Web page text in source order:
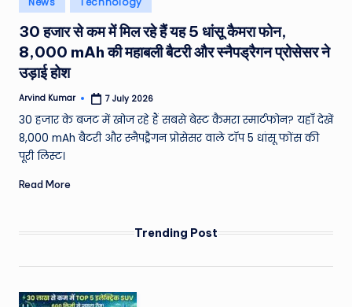
e
a
t
er
,
T
e
h
&
M
in
30 हजार से कम में मिल रहे हैं यह 5 धांसू कैमरा फोन,
8,000 mAh की महाबली बैटरी और स्नैपड्रैगन प्रोसेसर ने
उड़ाई होश
Posted
Arvind Kumar 7 July 2026
30 हजार के बजट में खोज रहे हैं सबसे बेस्ट कैमरा स्मार्टफोन? यहाँ देखें
8,000 mAh बैटरी और स्नैपड्रैगन प्रोसेसर वाले टॉप 5 धांसू फोंस की
पूरी लिस्ट।
Read More
Trending Post